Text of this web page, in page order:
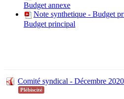
Budget annexe
Note synthetique - Budget
Budget principal
Comité syndical - Décembre
Plébiscité